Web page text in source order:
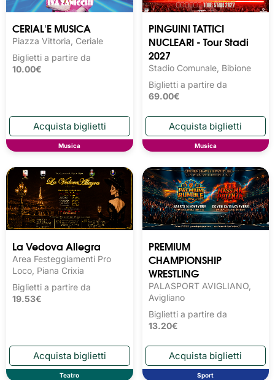
CERIAL'E MUSICA
Piazza Vittoria, Ceriale
Biglietti a partire da
10.00€
Musica
PINGUINI TATTICI
NUCLEARI - Tour Stadi
2027
Stadio Comunale, Bibione
Biglietti a partire da
69.00€
Musica
La Vedova Allegra
Area Festeggiamenti Pro
Loco, Piana Crixia
Biglietti a partire da
19.53€
Teatro
PREMIUM
CHAMPIONSHIP
WRESTLING
PALASPORT AVIGLIANO,
Avigliano
Biglietti a partire da
13.20€
Sport